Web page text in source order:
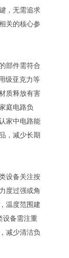
，无需追求
关的核心参
部件需符合
级亚克力等
质释放有害
庭电路负
家中电路能
，减少长期
设备关注按
度过强或角
温度范围建
设备需注重
减少清洁负